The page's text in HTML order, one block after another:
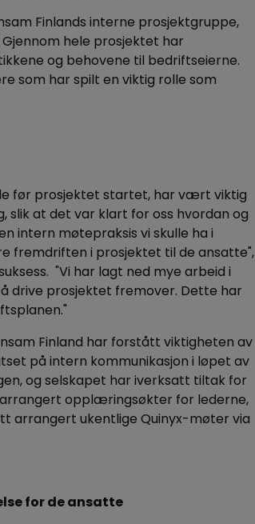
Finlands interne prosjektgruppe,
hele prosjektet har
og behovene til bedriftseierne.
som har spilt en viktig rolle som
før prosjektet startet, har vært viktig
slik at det var klart for oss hvordan og
intern møtepraksis vi skulle ha i
fremdriften i prosjektet til de ansatte",
"Vi har lagt ned mye arbeid i
drive prosjektet fremover. Dette har
Finland har forstått viktigheten av
på intern kommunikasjon i løpet av
og selskapet har iverksatt tiltak for
opplæringsøkter for lederne,
arrangert ukentlige Quinyx-møter via
for de ansatte